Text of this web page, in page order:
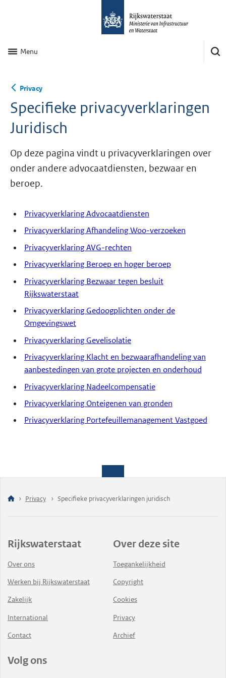
Menu
Privacy
Specifieke privacyverklaringen
Juridisch
Op deze pagina vindt u privacyverklaringen over
onder andere advocaatdiensten, bezwaar en
beroep.
Privacyverklaring Advocaatdiensten
Privacyverklaring Afhandeling Woo-verzoeken
Privacyverklaring AVG-rechten
Privacyverklaring Beroep en hoger beroep
Privacyverklaring Bezwaar tegen besluit
Rijkswaterstaat
Privacyverklaring Gedoogplichten onder de
Omgevingswet
Privacyverklaring Gevelisolatie
Privacyverklaring Klacht en bezwaarafhandeling van
aanbestedingen van grote projecten en onderhoud
Privacyverklaring Nadeelcompensatie
Privacyverklaring Onteigenen van gronden
Privacyverklaring Portefeuillemanagement Vastgoed
Privacy Specifieke privacyverklaringen juridisch
Rijkswaterstaat
Over ons
Werken bij Rijkswaterstaat
Zakelijk
International
Contact
Over deze site
Toegankelijkheid
Copyright
Cookies
Privacy
Archief
Volg ons